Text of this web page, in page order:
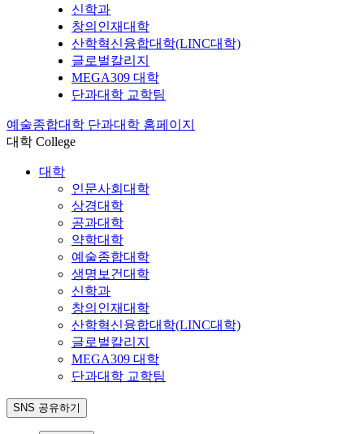
신학과
창의인재대학
산학혁신융합대학(LINC대학)
글로벌칼리지
MEGA309 대학
단과대학 교학팀
예술종합대학 단과대학 홈페이지
대학 College
대학
인문사회대학
상경대학
공과대학
약학대학
예술종합대학
생명보건대학
신학과
창의인재대학
산학혁신융합대학(LINC대학)
글로벌칼리지
MEGA309 대학
단과대학 교학팀
SNS 공유하기